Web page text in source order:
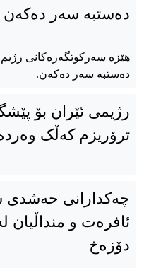
دەستبە سەر دەکەن
هێزە سەرکوتگەرەکانی
دەستبە سەر دەکەن.
رژیمی ئێران بۆ
ترۆریزم کەڵک
چەکدارانی حەشدی
ئافرەت و منداڵیان
دۆزەخ